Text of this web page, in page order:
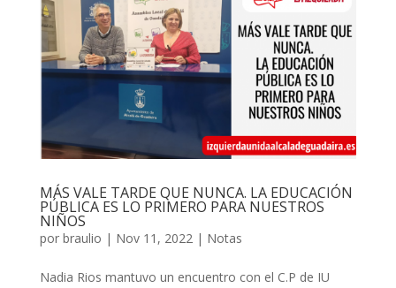
MÁS VALE TARDE QUE NUNCA. LA EDUCACIÓN
PÚBLICA ES LO PRIMERO PARA NUESTROS
NIÑOS
por braulio | Nov 11, 2022| Notas
Nadia Rios mantuvo un encuentro con el C.P de IU